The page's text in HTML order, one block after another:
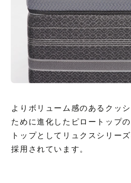
よりボリューム感のあるクッ
ために進化したピロートップ
トップとしてリュクスシリー
採用されています。